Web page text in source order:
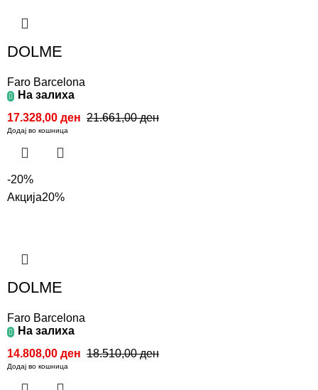
DOLME
Faro Barcelona
На залиха
21.661,00ден
17.328,00 ден
Додај во кошница
-20%
Акција20%
DOLME
Faro Barcelona
На залиха
18.510,00ден
14.808,00 ден
Додај во кошница